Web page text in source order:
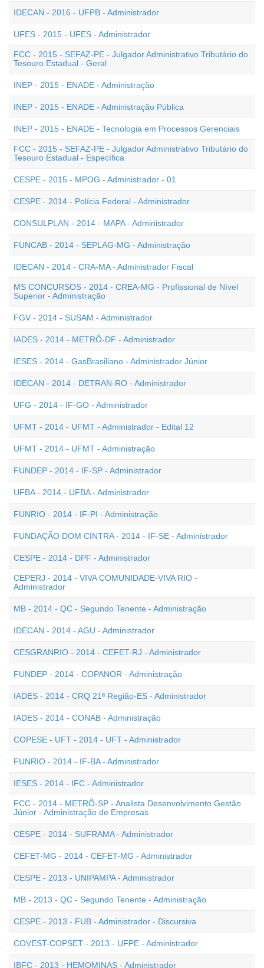
IDECAN - 2016 - UFPB - Administrador
UFES - 2015 - UFES - Administrador
FCC - 2015 - SEFAZ-PE - Julgador Administrativo Tributário do
Tesouro Estadual - Geral
INEP - 2015 - ENADE - Administração
INEP - 2015 - ENADE - Administração Pública
INEP - 2015 - ENADE - Tecnologia em Processos Gerenciais
FCC - 2015 - SEFAZ-PE - Julgador Administrativo Tributário do
Tesouro Estadual - Específica
CESPE - 2015 - MPOG - Administrador - 01
CESPE - 2014 - Polícia Federal - Administrador
CONSULPLAN - 2014 - MAPA - Administrador
FUNCAB - 2014 - SEPLAG-MG - Administração
IDECAN - 2014 - CRA-MA - Administrador Fiscal
MS CONCURSOS - 2014 - CREA-MG - Profissional de Nível
Superior - Administração
FGV - 2014 - SUSAM - Administrador
IADES - 2014 - METRÔ-DF - Administrador
IESES - 2014 - GasBrasiliano - Administrador Júnior
IDECAN - 2014 - DETRAN-RO - Administrador
UFG - 2014 - IF-GO - Administrador
UFMT - 2014 - UFMT - Administrador - Edital 12
UFMT - 2014 - UFMT - Administração
FUNDEP - 2014 - IF-SP - Administrador
UFBA - 2014 - UFBA - Administrador
FUNRIO - 2014 - IF-PI - Administração
FUNDAÇÃO DOM CINTRA - 2014 - IF-SE - Administrador
CESPE - 2014 - DPF - Administrador
CEPERJ - 2014 - VIVA COMUNIDADE-VIVA RIO -
Administrador
MB - 2014 - QC - Segundo Tenente - Administração
IDECAN - 2014 - AGU - Administrador
CESGRANRIO - 2014 - CEFET-RJ - Administrador
FUNDEP - 2014 - COPANOR - Administração
IADES - 2014 - CRQ 21ª Região-ES - Administrador
IADES - 2014 - CONAB - Administração
COPESE - UFT - 2014 - UFT - Administrador
FUNRIO - 2014 - IF-BA - Administrador
IESES - 2014 - IFC - Administrador
FCC - 2014 - METRÔ-SP - Analista Desenvolvimento Gestão
Júnior - Administração de Empresas
CESPE - 2014 - SUFRAMA - Administrador
CEFET-MG - 2014 - CEFET-MG - Administrador
CESPE - 2013 - UNIPAMPA - Administrador
MB - 2013 - QC - Segundo Tenente - Administração
CESPE - 2013 - FUB - Administrador - Discursiva
COVEST-COPSET - 2013 - UFPE - Administrador
IBFC - 2013 - HEMOMINAS - Administrador